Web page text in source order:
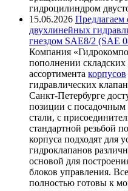
гидроцилиндром
15.06.2026 Предлагаем
двухлинейных
гнездом SAE8/2 (SAE
Компания
пополнении
ассортимента корпусов
гидравлических
Санкт-Петербурге
позиции с посадочным
стали, с
стандартной резьбой
корпуса подходят для
гидроклапанов
основой для
блоков управления.
полностью готовы к